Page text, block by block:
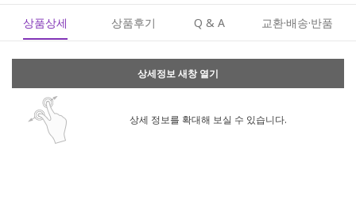
상품상세 상품후기 Q & A 교환·배송·반품
상세정보 새창 열기
상세 정보를 확대해 보실 수 있습니다.